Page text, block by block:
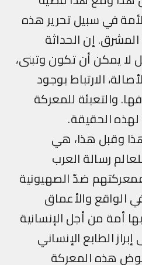
في سبيل تحرير هذه
إن الحداثة
أن تكون وتبنى،
الارتباط بوجود
للمعركة
الحقيقة.
هذا، هي
رسالة العرب
ضدّ الصهيونية
والأعماق
من أجل الإنسانية
الطابع الإنساني
هذه المعركة